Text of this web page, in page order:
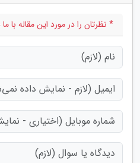
* نظرتان را در مورد این مقاله با